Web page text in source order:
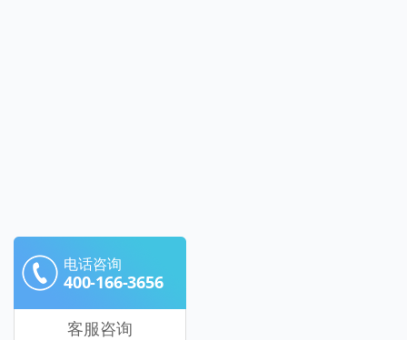
电话咨询
400-166-3656
客服咨询